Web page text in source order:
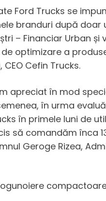
Ford Trucks se
branduri după doar
– Financiar Urban și
optimizare a
Cefin Trucks.
apreciat în mod
în urma
în primele luni de
să comandăm înca
Geroge Rizea,